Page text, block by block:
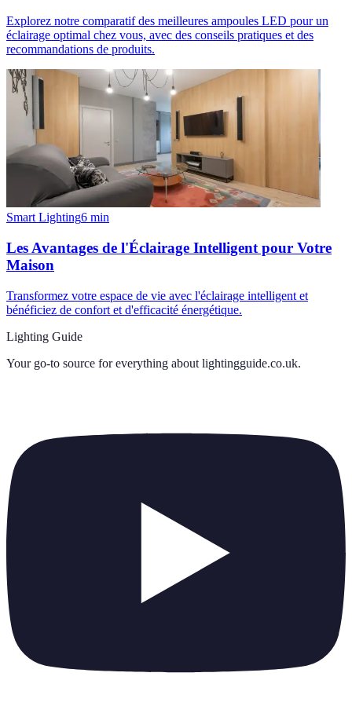
Explorez notre comparatif des meilleures ampoules LED pour un
éclairage optimal chez vous, avec des conseils pratiques et des
recommandations de produits.
Smart Lighting6 min
Les Avantages de l'Éclairage Intelligent pour Votre
Maison
Transformez votre espace de vie avec l'éclairage intelligent et
bénéficiez de confort et d'efficacité énergétique.
Lighting Guide
Your go-to source for everything about lightingguide.co.uk.